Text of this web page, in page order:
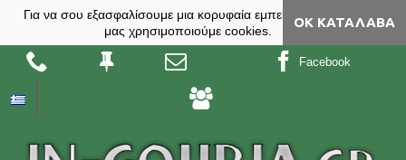
Για να σου εξασφαλίσουμε μια κορυφαία εμπειρία, στο site
μας χρησιμοποιούμε cookies.
ΟΚ ΚΑΤΆΛΑΒΑ
Facebook